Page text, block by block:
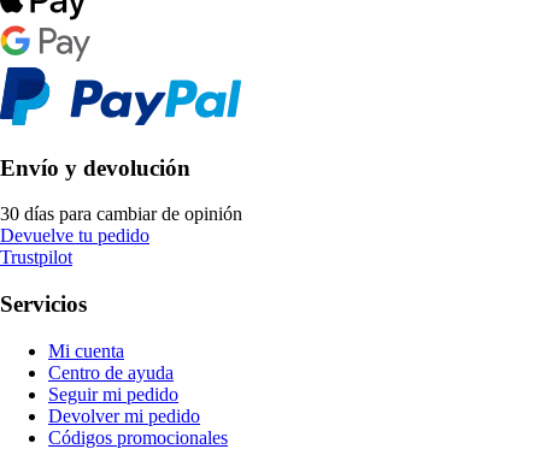
Envío y devolución
30 días para cambiar de opinión
Devuelve tu pedido
Trustpilot
Servicios
Mi cuenta
Centro de ayuda
Seguir mi pedido
Devolver mi pedido
Códigos promocionales